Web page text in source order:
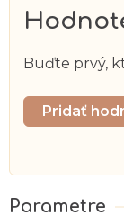
Buďte prvý,
Pridať